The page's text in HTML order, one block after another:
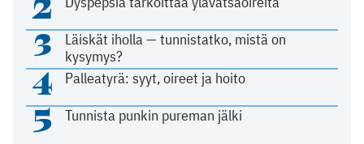
3
Läiskät iholla — tunnistatko, mistä on
kysymys?
4 Palleatyrä: syyt, oireet ja hoito
5 Tunnista punkin pureman jälki